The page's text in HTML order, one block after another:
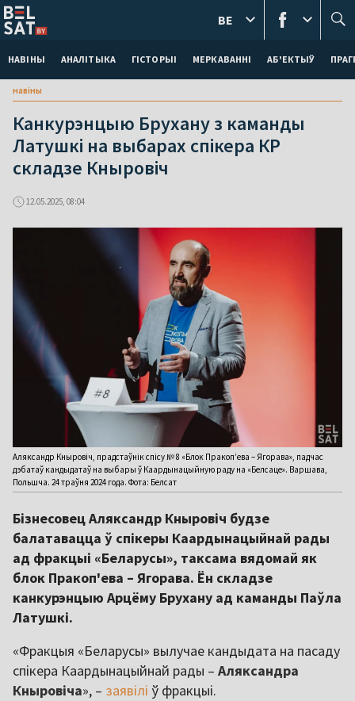
НАВІНЫ АНАЛІТЫКА ГІСТОРЫІ МЕРКАВАННI АБ'ЕКТЫЎ
BE
навіны
Канкурэнцыю Брухану з каманды
Латушкі на выбарах спікера КР
складзе Кныровіч
12.05.2025, 08:04
Аляксандр Кныровіч, прадстаўнік спісу № 8 «Блок Пракоп’ева – Ягорава», падчас
дэбатаў кандыдатаў на выбары ў Каардынацыйную раду на «Белсаце». Варшава,
Польшча. 24 траўня 2024 года. Фота: Белсат
Бізнесовец Аляксандр Кныровіч будзе
балатавацца ў спікеры Каардынацыйнай рады
ад фракцыі «Беларусы», таксама вядомай як
блок Пракоп'ева – Ягорава. Ён складзе
канкурэнцыю Арцёму Брухану ад каманды Паўла
Латушкі.
«Фракцыя «Беларусы» вылучае кандыдата на пасаду
спікера Каардынацыйнай рады – Аляксандра
Кныровіча», – заявілі ў фракцыі.